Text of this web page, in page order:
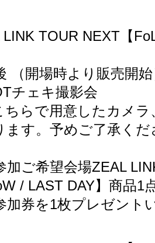
TOUR NEXT【
（開場時より販売開
チェキ撮影会
らで用意したカメラ
ます。予めご了承くだ
加ご希望会場ZEAL
/ LAST DAY】商品1
加券を1枚プレゼント